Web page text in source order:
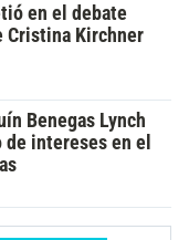
en el debate
Cristina Kirchner
Benegas Lynch
intereses en el